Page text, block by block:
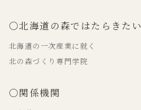
○北海道の森ではたらきたい
北海道の一次産業に就く
北の森づくり専門学院
○関係機関